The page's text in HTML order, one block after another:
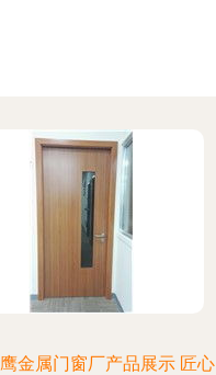
金属门窗厂产品展示 匠心